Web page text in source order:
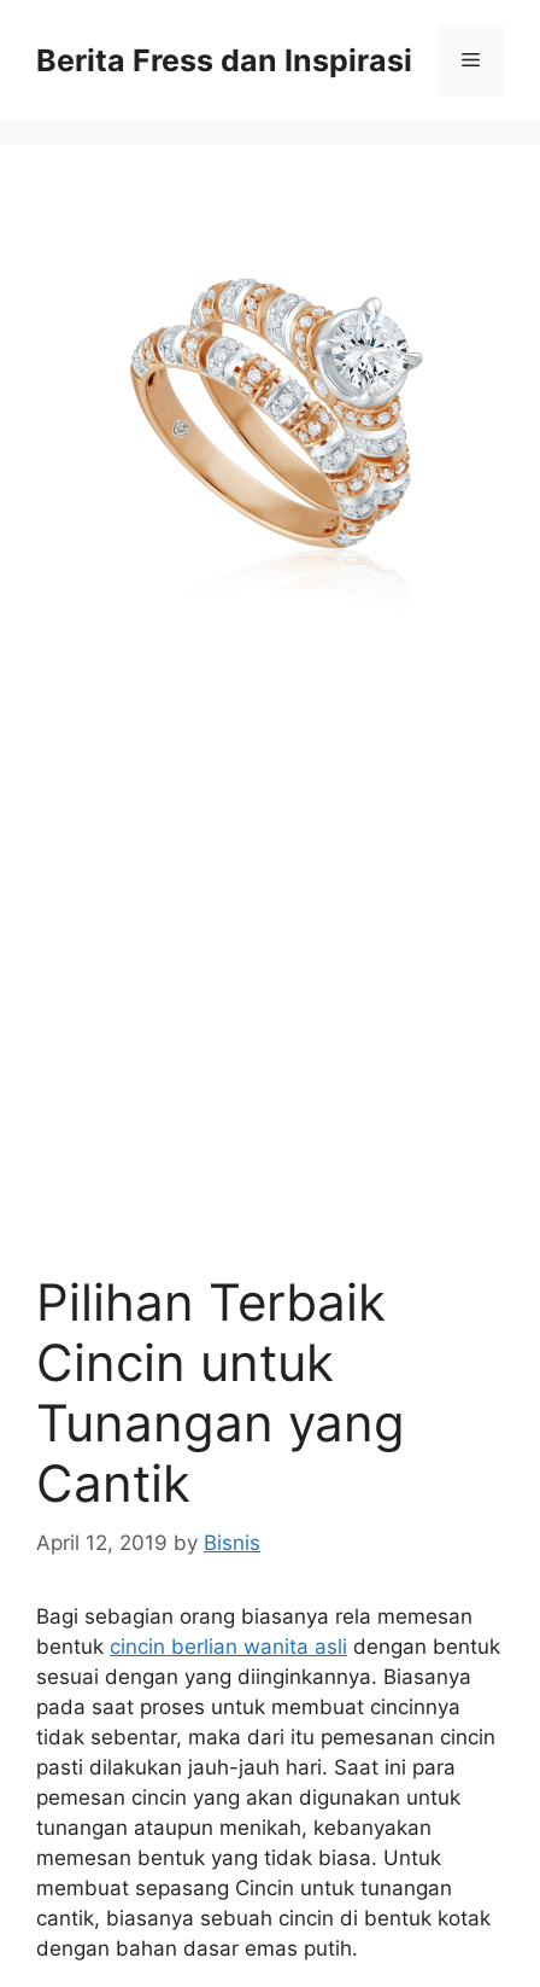
contentBerita Fress dan Inspirasi Menu
Pilihan Terbaik
Cincin untuk
Tunangan yang
Cantik
April 12, 2019 by Bisnis
Bagi sebagian orang biasanya rela memesan
bentuk cincin berlian wanita asli dengan bentuk
sesuai dengan yang diinginkannya. Biasanya
pada saat proses untuk membuat cincinnya
tidak sebentar, maka dari itu pemesanan cincin
pasti dilakukan jauh-jauh hari. Saat ini para
pemesan cincin yang akan digunakan untuk
tunangan ataupun menikah, kebanyakan
memesan bentuk yang tidak biasa. Untuk
membuat sepasang Cincin untuk tunangan
cantik, biasanya sebuah cincin di bentuk kotak
dengan bahan dasar emas putih.